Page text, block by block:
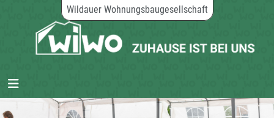
Wildauer Wohnungsbaugesellschaft